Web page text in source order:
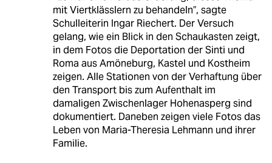
mit Viertklässlern zu behandeln”, sagte
Schulleiterin Ingar Riechert. Der Versuch
gelang, wie ein Blick in den Schaukasten zeigt,
in dem Fotos die Deportation der Sinti und
Roma aus Amöneburg, Kastel und Kostheim
zeigen. Alle Stationen von der Verhaftung über
den Transport bis zum Aufenthalt im
damaligen Zwischenlager Hohenasperg sind
dokumentiert. Daneben zeigen viele Fotos das
Leben von Maria-Theresia Lehmann und ihrer
Familie.